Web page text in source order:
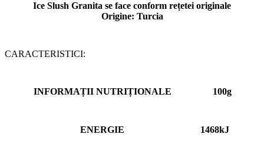
Ice Slush Granita se face conform rețetei originale
Origine: Turcia
CARACTERISTICI:
INFORMAȚII NUTRIȚIONALE 100g
ENERGIE 1468kJ